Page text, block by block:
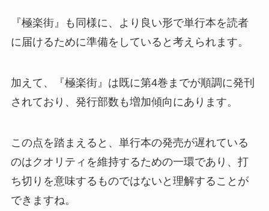
『極楽街』も同様に、より良い形で単行本を読者
に届けるために準備をしていると考えられます。
加えて、『極楽街』は既に第4巻までが順調に発刊
されており、発行部数も増加傾向にあります。
この点を踏まえると、単行本の発売が遅れている
のはクオリティを維持するための一環であり、打
ち切りを意味するものではないと理解することが
できますね。